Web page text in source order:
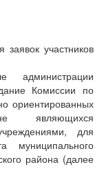
участников
Комиссии по
ориентированных
являющихся
для
муниципального
района (далее